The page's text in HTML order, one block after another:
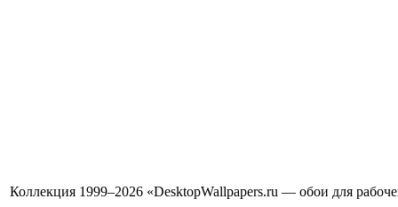
Коллекция 1999–2026 «DesktopWallpapers.ru — обои для